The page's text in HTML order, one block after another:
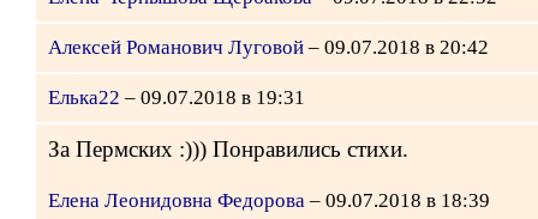
Алексей Романович Луговой – 09.07.2018 в 20:42
Елька22 – 09.07.2018 в 19:31
За Пермских :))) Понравились стихи.
Елена Леонидовна Федорова – 09.07.2018 в 18:39